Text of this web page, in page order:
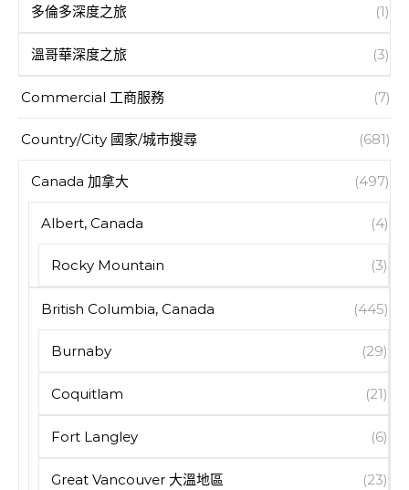
多倫多深度之旅 (1)
溫哥華深度之旅 (3)
Commercial 工商服務 (7)
Country/City 國家/城市搜尋 (681)
Canada 加拿大 (497)
Albert, Canada (4)
Rocky Mountain (3)
British Columbia, Canada (445)
Burnaby (29)
Coquitlam (21)
Fort Langley (6)
Great Vancouver 大溫地區 (23)